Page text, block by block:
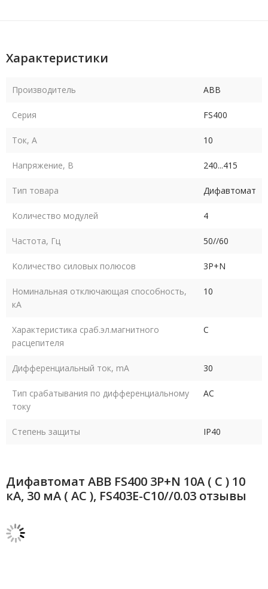
Характеристики
Производитель ABB
Серия FS400
Ток, А 10
Напряжение, В 240...415
Тип товара Дифавтомат
Количество модулей 4
Частота, Гц 50//60
Количество силовых полюсов 3P+N
Номинальная отключающая способность,
кA
10
Характеристика сраб.эл.магнитного
расцепителя
C
Дифференциальный ток, mA 30
Тип срабатывания по дифференциальному
току
AC
Степень защиты IP40
Дифавтомат ABB FS400 3P+N 10А ( C ) 10
кА, 30 мА ( AC ), FS403E-C10//0.03 отзывы